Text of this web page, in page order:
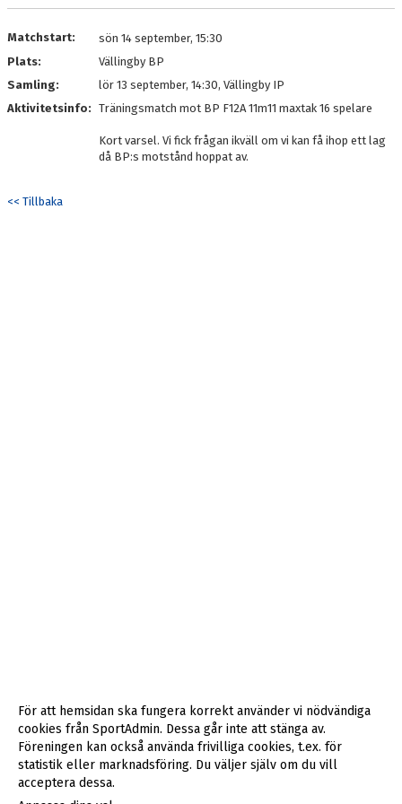
Matchstart:
sön 14 september, 15:30
Plats:
Vällingby BP
Samling:
lör 13 september, 14:30, Vällingby IP
Aktivitetsinfo: Träningsmatch mot BP F12A 11m11 maxtak 16 spelare
Kort varsel. Vi fick frågan ikväll om vi kan få ihop ett lag
då BP:s motstånd hoppat av.
<< Tillbaka
För att hemsidan ska fungera korrekt använder vi nödvändiga
cookies från SportAdmin. Dessa går inte att stänga av.
Föreningen kan också använda frivilliga cookies, t.ex. för
statistik eller marknadsföring. Du väljer själv om du vill
acceptera dessa.